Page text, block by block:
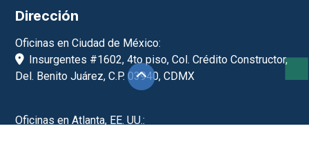
Dirección
Oficinas en Ciudad de México:
Insurgentes #1602, 4to piso, Col. Crédito Constructor,
Del. Benito Juárez, C.P. 03940, CDMX
Oficinas en Atlanta, EE. UU.: